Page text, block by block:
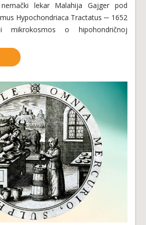
lekar Malahija Gajger pod
Hypochondriaca Tractatus ─ 1652
mikrokosmos o hipohondričnoj